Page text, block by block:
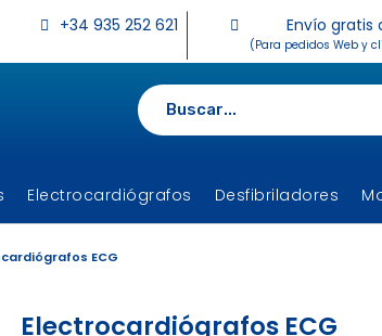
+34 935 252 621 Envío gratis
(Para pedidos Web y
Electrocardiógrafos Desfibriladores
ECG
Electrocardiógrafos ECG